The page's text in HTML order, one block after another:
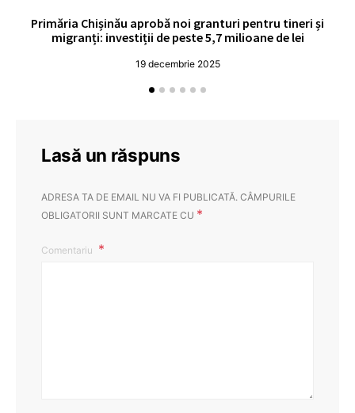
Primăria Chișinău aprobă noi granturi pentru tineri și
migranți: investiții de peste 5,7 milioane de lei
19 decembrie 2025
Lasă un răspuns
ADRESA TA DE EMAIL NU VA FI PUBLICATĂ. CÂMPURILE
OBLIGATORII SUNT MARCATE CU *
Comentariu